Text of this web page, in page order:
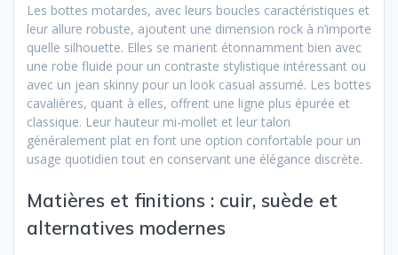
Les bottes motardes, avec leurs boucles caractéristiques et
leur allure robuste, ajoutent une dimension rock à n’importe
quelle silhouette. Elles se marient étonnamment bien avec
une robe fluide pour un contraste stylistique intéressant ou
avec un jean skinny pour un look casual assumé. Les bottes
cavalières, quant à elles, offrent une ligne plus épurée et
classique. Leur hauteur mi-mollet et leur talon
généralement plat en font une option confortable pour un
usage quotidien tout en conservant une élégance discrète.
Matières et finitions : cuir, suède et
alternatives modernes